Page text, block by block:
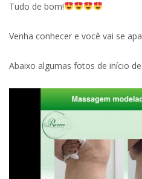
Tudo de bom!
Venha conhecer e você vai se
Abaixo algumas fotos de início